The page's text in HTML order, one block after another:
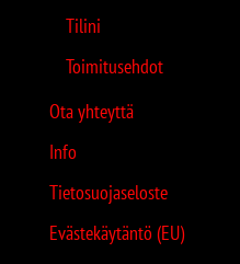
Tilini
Toimitusehdot
Ota yhteyttä
Info
Tietosuojaseloste
Evästekäytäntö (EU)